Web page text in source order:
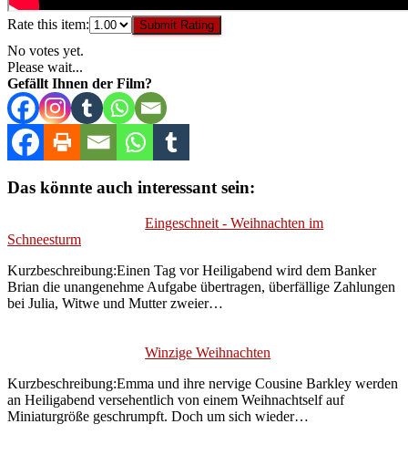
Rate this item: Submit Rating
No votes yet.
Please wait...
Gefällt Ihnen der Film?
Das könnte auch interessant sein:
Eingeschneit - Weihnachten im
Schneesturm
Kurzbeschreibung:Einen Tag vor Heiligabend wird dem Banker
Brian die unangenehme Aufgabe übertragen, überfällige Zahlungen
bei Julia, Witwe und Mutter zweier…
Winzige Weihnachten
Kurzbeschreibung:Emma und ihre nervige Cousine Barkley werden
an Heiligabend versehentlich von einem Weihnachtself auf
Miniaturgröße geschrumpft. Doch um sich wieder…